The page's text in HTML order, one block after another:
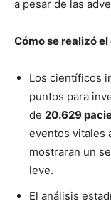
a pesar de las
Cómo se realizó
Los científicos
puntos para
de 20.629
eventos vitales
mostraran un
leve.
El análisis